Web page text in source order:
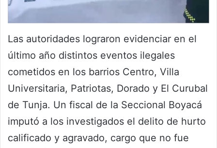
Las autoridades lograron evidenciar en el
último año distintos eventos ilegales
cometidos en los barrios Centro, Villa
Universitaria, Patriotas, Dorado y El Curubal
de Tunja. Un fiscal de la Seccional Boyacá
imputó a los investigados el delito de hurto
calificado y agravado, cargo que no fue